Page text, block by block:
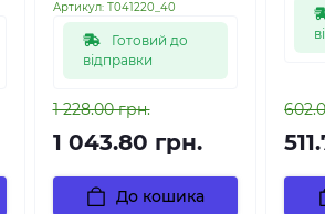
Артикул: Т041220_40
Готовий до
відправки
1 228.00 грн.
1 043.80 грн.
До кошика